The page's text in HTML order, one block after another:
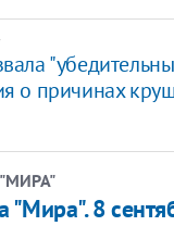
о причинах
"Мира". 8